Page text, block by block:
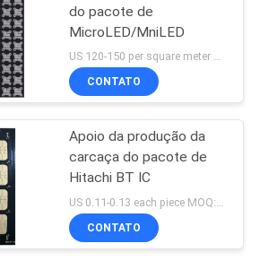
do pacote de
MicroLED/MniLED
US 120-150 per square meter MOQ:1 medidor quadrado
CONTATO
Apoio da produção da
carcaça do pacote de
Hitachi BT IC
US 0.11-0.13 each piece MOQ:1 medidor quadrado
CONTATO